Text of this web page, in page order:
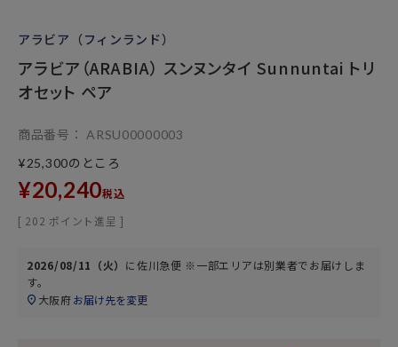
アラビア（フィンランド）
アラビア（ARABIA） スンヌンタイ Sunnuntai トリ
オセット ペア
商品番号
ARSU00000003
¥25,300のところ
¥20,240税込
[ 202 ポイント進呈 ]
2026/08/11（火） に佐川急便 ※一部エリアは別業者でお届けしま
す。
大阪府お届け先を変更